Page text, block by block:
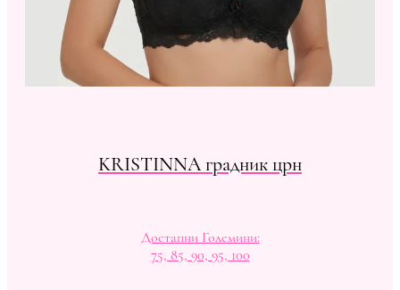
KRISTINNA градник црн
Достапни Големини:
75, 85, 90, 95, 100